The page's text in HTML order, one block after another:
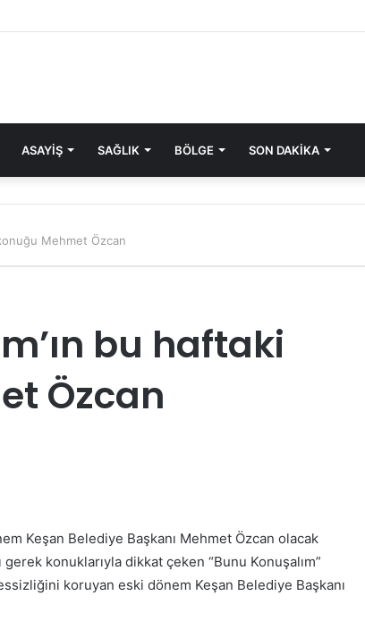
ASAYIŞ SAĞLIK BÖLGE SON DAKIKA
Mehmet Özcan
bu haftaki
Özcan
Keşan Belediye Başkanı Mehmet Özcan olacak
konuklarıyla dikkat çeken “Bunu Konuşalım”
koruyan eski dönem Keşan Belediye Başkanı